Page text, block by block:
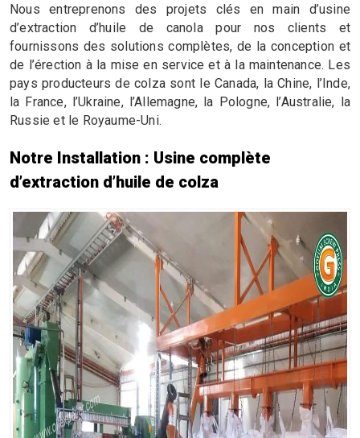
Nous entreprenons des projets clés en main d’usine
d’extraction d’huile de canola pour nos clients et
fournissons des solutions complètes, de la conception et
de l’érection à la mise en service et à la maintenance. Les
pays producteurs de colza sont le Canada, la Chine, l’Inde,
la France, l’Ukraine, l’Allemagne, la Pologne, l’Australie, la
Russie et le Royaume-Uni.
Notre Installation : Usine complète
d’extraction d’huile de colza